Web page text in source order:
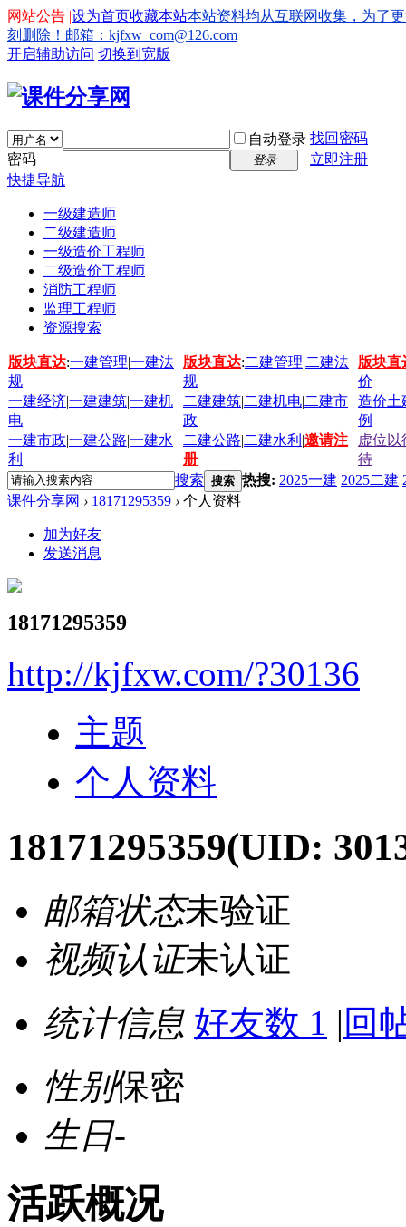
设为首页收藏本站
网站公告 |
本站资料均从互联网收集，为了
刻删除！邮箱：kjfxw_com@126.com
开启辅助访问 切换到宽版
自动登录 找回密码
密码
登录
立即注册
快捷导航
一级建造师
二级建造师
一级造价工程师
二级造价工程师
消防工程师
监理工程师
资源搜索
版块直达:一建管理|一建法
规
版块直达:二建管理|二建法
规
版块直
价
一建经济|一建建筑|一建机
电
二建建筑|二建机电|二建市
政
造价土
例
一建市政|一建公路|一建水
利
二建公路|二建水利 |邀请注
册
虚位以
待
搜索 搜索 热搜: 2025一建 2025二建
课件分享网 › 18171295359 › 个人资料
加为好友
发送消息
18171295359
http://kjfxw.com/?30136
主题
个人资料
18171295359(UID:
邮箱状态未验证
视频认证未认证
统计信息 好友数 1 | 回
性别保密
生日-
活跃概况